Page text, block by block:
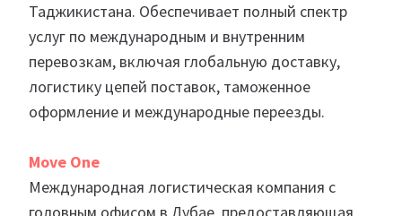
Таджикистана. Обеспечивает полный спектр
услуг по международным и внутренним
перевозкам, включая глобальную доставку,
логистику цепей поставок, таможенное
оформление и международные переезды.
Move One
Международная логистическая компания с